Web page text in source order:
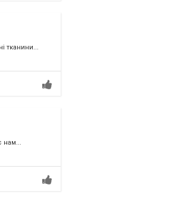
тканини...
нам...